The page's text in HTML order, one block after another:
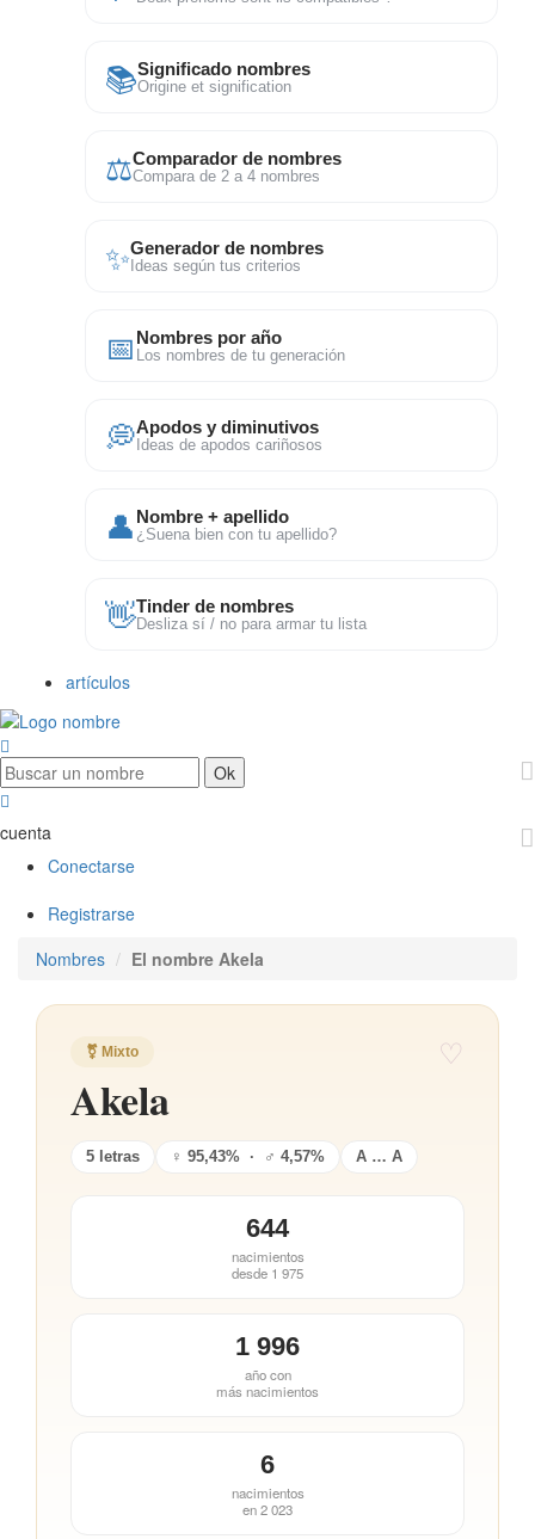
📚Significado nombres
Origine et signification
⚖Comparador de nombres
Compara de 2 a 4 nombres
✨Generador de nombres
Ideas según tus criterios
📅 Nombres por año
Los nombres de tu generación
💭Apodos y diminutivos
Ideas de apodos cariñosos
👤 Nombre + apellido
¿Suena bien con tu apellido?
👋Tinder de nombres
Desliza sí / no para armar tu lista
artículos
cuenta
Conectarse
Registrarse
Nombres
El nombre Akela
⚧ Mixto ♡
Akela
5 letras ♀ 95,43% · ♂ 4,57% A … A
644
nacimientos
desde 1 975
1 996
año con
más nacimientos
6
nacimientos
en 2 023